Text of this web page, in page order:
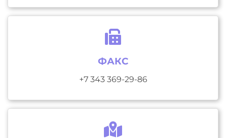
ФАКС
+7 343 369-29-86